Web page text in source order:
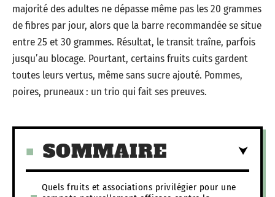
majorité des adultes ne dépasse même pas les 20 grammes
de fibres par jour, alors que la barre recommandée se situe
entre 25 et 30 grammes. Résultat, le transit traîne, parfois
jusqu’au blocage. Pourtant, certains fruits cuits gardent
toutes leurs vertus, même sans sucre ajouté. Pommes,
poires, pruneaux : un trio qui fait ses preuves.
SOMMAIRE
Quels fruits et associations privilégier pour une